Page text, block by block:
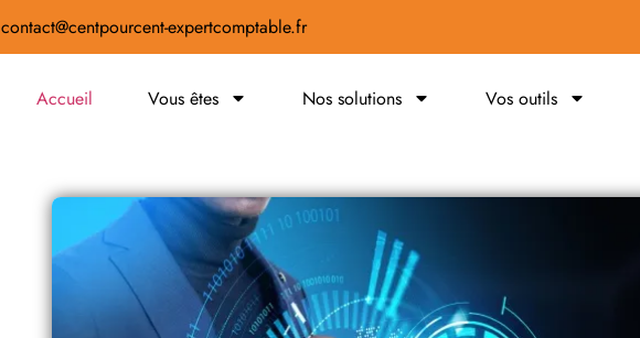
contact@centpourcent-expertcomptable.fr
Accueil Vous êtes Nos solutions Vos outils